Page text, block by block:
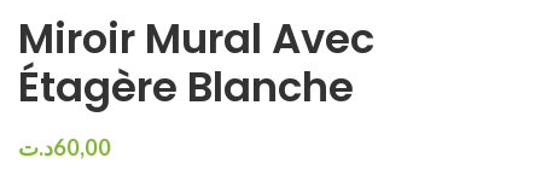
Miroir Mural Avec
Étagère Blanche
60,00د.ت